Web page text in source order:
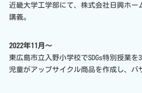
近畿大学工学部にて、株式会社日興ホー
講義。
2022年11月～
東広島市立入野小学校でSDGs特別授業を3
児童がアップサイクル商品を作成し、バ